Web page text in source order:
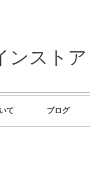
ンストア
て ブログ